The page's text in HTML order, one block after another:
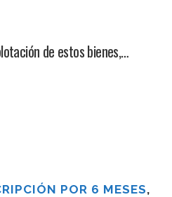
de estos bienes,…
POR 6 MESES,